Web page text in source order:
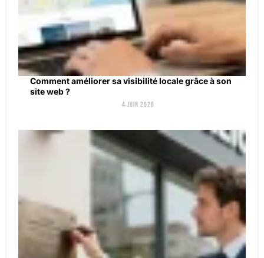
Comment améliorer sa visibilité locale grâce à son
site web ?
4 juin 2026